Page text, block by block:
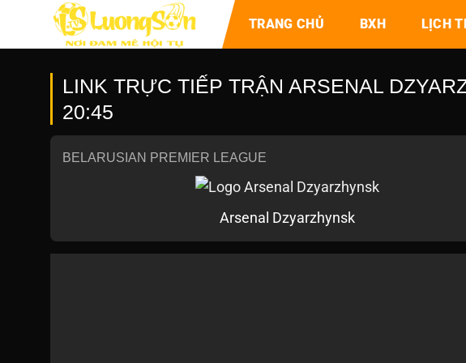
TRANG CHỦ BXH LỊCH
LINK TRỰC TIẾP TRẬN ARSENAL
20:45
BELARUSIAN PREMIER LEAGUE
Arsenal Dzyarzhynsk